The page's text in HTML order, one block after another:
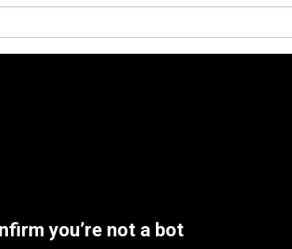
you’re not a bot